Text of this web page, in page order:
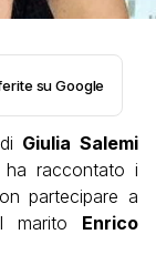
su Google
Giulia Salemi
ha raccontato i
partecipare a
marito Enrico